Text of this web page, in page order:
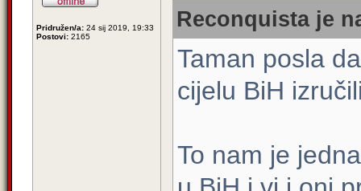
Pridružen/a: 24 sij 2019, 19:33
Postovi: 2165
Reconquista je
Taman posla
cijelu BiH
To nam je